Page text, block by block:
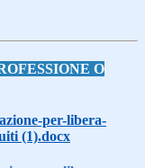
O
per-libera-
(1).docx